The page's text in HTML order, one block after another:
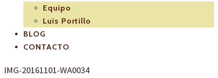
Equipo
Luis Portillo
BLOG
CONTACTO
IMG-20161101-WA0034